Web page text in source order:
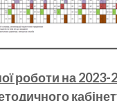
роботи на 2023-